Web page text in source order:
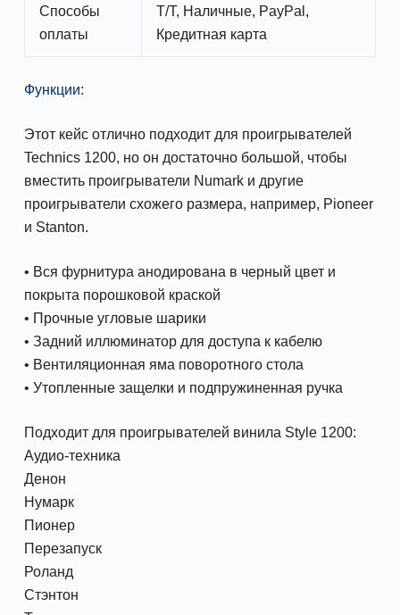
Способы
оплаты
T/T, Наличные, PayPal,
Кредитная карта
Функции:
Этот кейс отлично подходит для проигрывателей
Technics 1200, но он достаточно большой, чтобы
вместить проигрыватели Numark и другие
проигрыватели схожего размера, например, Pioneer
и Stanton.
• Вся фурнитура анодирована в черный цвет и
покрыта порошковой краской
• Прочные угловые шарики
• Задний иллюминатор для доступа к кабелю
• Вентиляционная яма поворотного стола
• Утопленные защелки и подпружиненная ручка
Подходит для проигрывателей винила Style 1200:
Аудио-техника
Денон
Нумарк
Пионер
Перезапуск
Роланд
Стэнтон